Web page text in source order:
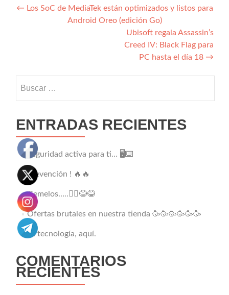
Navegación
← Los SoC de MediaTek están optimizados y listos para
Android Oreo (edición Go)
Ubisoft regala Assassin’s
Creed IV: Black Flag para
PC hasta el día 18 →
ENTRADAS RECIENTES
Seguridad activa para ti… 🖥️⌨️
Prevención ! 🔥🔥
Gemelos…..👯‍♂️😂😂
Ofertas brutales en nuestra tienda 🥳🥳🥳🥳🥳🥳
Tu tecnología, aquí.
COMENTARIOS
RECIENTES